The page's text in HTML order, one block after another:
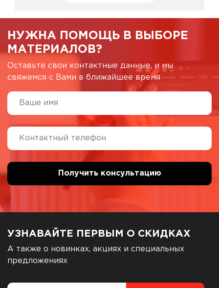
НУЖНА ПОМОЩЬ В ВЫБОРЕ
МАТЕРИАЛОВ?
Оставьте свои контактные данные, и мы
свяжемся с Вами в ближайшее время
УЗНАВАЙТЕ ПЕРВЫМ О СКИДКАХ
А также о новинках, акциях и специальных
предложениях